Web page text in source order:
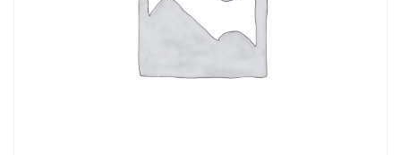
Είσοδος Πελατών
Χάσατε τον κωδικό σας ?